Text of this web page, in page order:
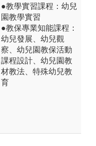
●教學實習課程：幼兒
園教學實習
●教保專業知能課程：
幼兒發展、幼兒觀
察、幼兒園教保活動
課程設計、幼兒園教
材教法、特殊幼兒教
育